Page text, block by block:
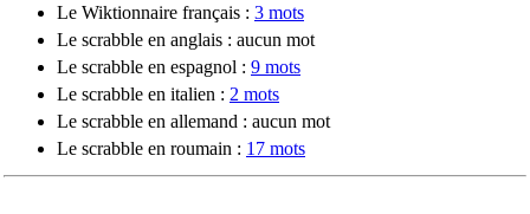
Le Wiktionnaire français : 3 mots
Le scrabble en anglais : aucun mot
Le scrabble en espagnol : 9 mots
Le scrabble en italien : 2 mots
Le scrabble en allemand : aucun mot
Le scrabble en roumain : 17 mots